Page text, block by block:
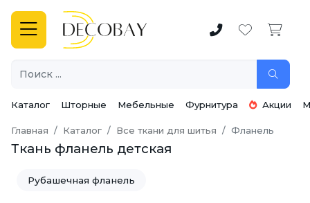
Каталог Шторные Мебельные Фурнитура Акции
Главная Каталог Все ткани для шитья Фланель
Ткань фланель детская
Рубашечная фланель